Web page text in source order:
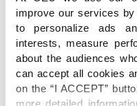
improve our services by
to personalize ads
interests, measure
about the audiences
can accept all cookies
on the “I ACCEPT”
more detailed